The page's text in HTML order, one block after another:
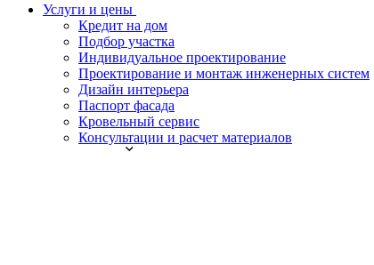
Услуги и цены
Кредит на дом
Подбор участка
Индивидуальное проектирование
Проектирование и монтаж инженерных систем
Дизайн интерьера
Паспорт фасада
Кровельный сервис
Консультации и расчет материалов